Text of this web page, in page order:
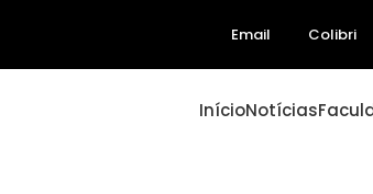
Email Colibri
InícioNotícias